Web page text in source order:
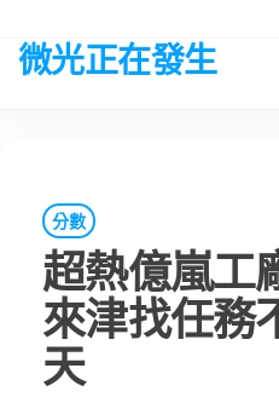
微光正在發生
分數
超熱億嵐工
來津找任務
天